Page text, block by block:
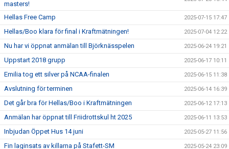
masters!
Hellas Free Camp 2025-07-15 17:47
Hellas/Boo klara för final i Kraftmätningen! 2025-07-04 12:22
Nu har vi öppnat anmälan till Björknässpelen 2025-06-24 19:21
Uppstart 2018 grupp 2025-06-17 10:11
Emilia tog ett silver på NCAA-finalen 2025-06-15 11:38
Avslutning för terminen 2025-06-14 16:39
Det går bra för Hellas/Boo i Kraftmätningen 2025-06-12 17:13
Anmälan har öppnat till Friidrottskul ht 2025 2025-06-11 13:53
Inbjudan Öppet Hus 14 juni 2025-05-27 11:56
Fin laginsats av killarna på Stafett-SM 2025-05-24 23:09